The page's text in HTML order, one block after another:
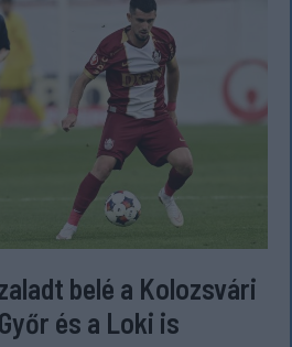
belé a Kolozsvári
és a Loki is